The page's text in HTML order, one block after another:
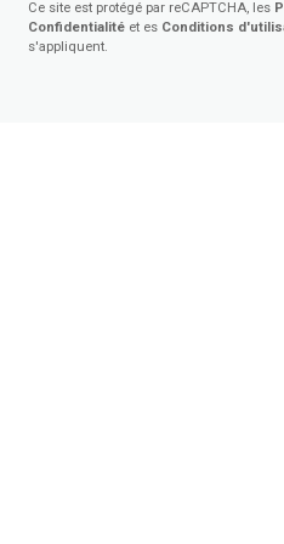
Ce site est protégé par reCAPTCHA, les
Confidentialitéet es Conditions
s'appliquent.